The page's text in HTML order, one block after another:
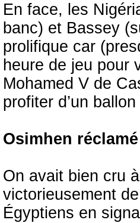
En face, les
banc) et Bassey
prolifique car
heure de jeu pour
Mohamed V de
profiter d’un
Osimhen
On avait bien cru
victorieusement
Égyptiens en